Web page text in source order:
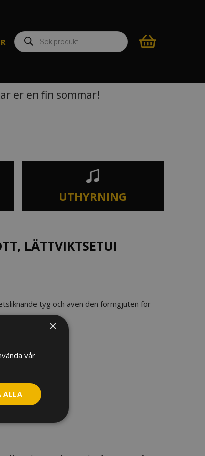
Produktsökning
er en fin sommar!
UTHYRNING
LÄTTVIKTSETUI
tyg och även den formgjuten för
×
vår
ALLA